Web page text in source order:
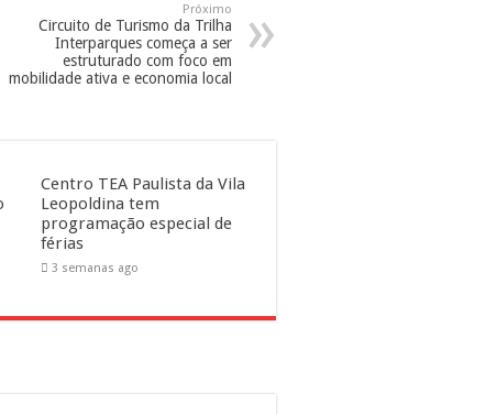
Próximo
Circuito de Turismo da Trilha
Interparques começa a ser
estruturado com foco em
mobilidade ativa e economia local
Centro TEA Paulista da Vila
Leopoldina tem
programação especial de
férias
3 semanas ago